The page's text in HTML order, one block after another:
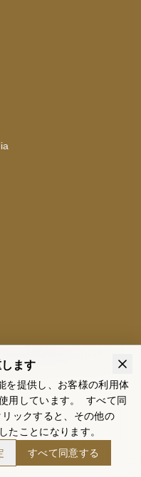
and Managed by Akoi Saab)
ます
を提供し、お客様の利用体
用しています。
すべて同
リックすると、その他の
たことになります。
すべて同意する